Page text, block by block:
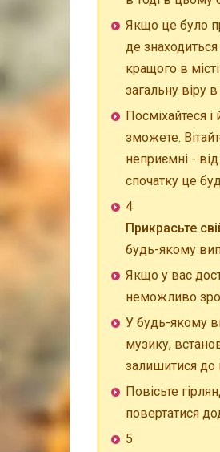
Якщо це було
де
кращого в
загальну віру
Посміхайтеся
зможете.
неприємні -
спочатку це
4
Прикрасьте
будь-якому
Якщо у вас
неможливо
У будь-якому
музику,
залишитися
Повісьте
повертатися
5